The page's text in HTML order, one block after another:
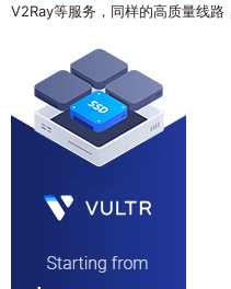
V2Ray等服务，同样的高质量线路